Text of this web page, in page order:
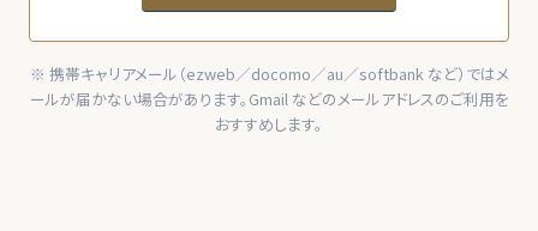
※ 携帯キャリアメール（ezweb／docomo／au／softbank など）ではメ
ールが届かない場合があります。Gmail などのメールアドレスのご利用を
おすすめします。